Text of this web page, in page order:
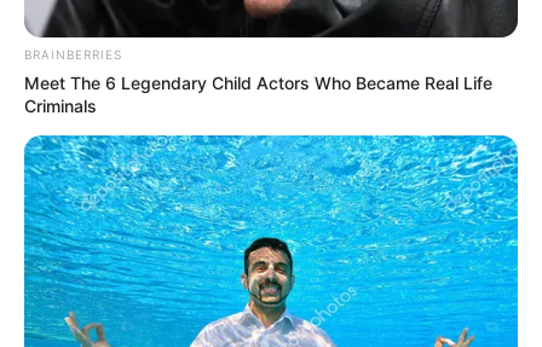
BRAINBERRIES
Meet The 6 Legendary Child Actors Who Became Real Life
Criminals